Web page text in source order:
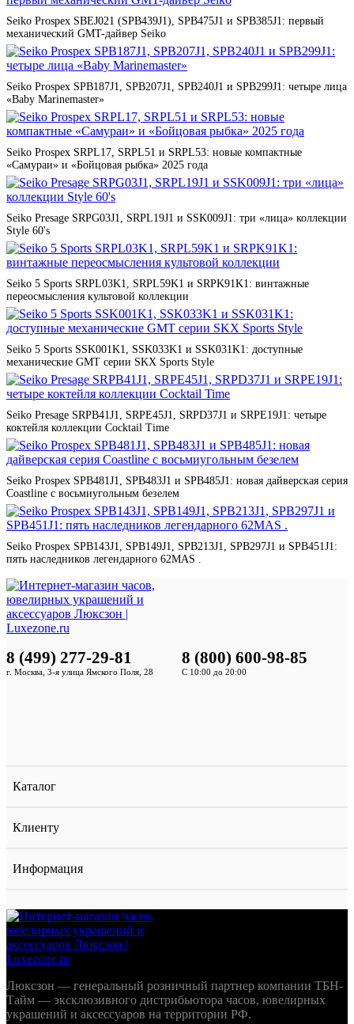
Seiko Prospex SBEJ021 (SPB439J1), SPB475J1 и SPB385J1: первый
механический GMT-дайвер Seiko
Seiko Prospex SPB187J1, SPB207J1, SPB240J1 и SPB299J1: четыре лица
«Baby Marinemaster»
Seiko Prospex SRPL17, SRPL51 и SRPL53: новые компактные
«Самураи» и «Бойцовая рыбка» 2025 года
Seiko Presage SRPG03J1, SRPL19J1 и SSK009J1: три «лица» коллекции
Style 60's
Seiko 5 Sports SRPL03K1, SRPL59K1 и SRPK91K1: винтажные
переосмысления культовой коллекции
Seiko 5 Sports SSK001K1, SSK033K1 и SSK031K1: доступные
механические GMT серии SKX Sports Style
Seiko Presage SRPB41J1, SRPE45J1, SRPD37J1 и SRPE19J1: четыре
коктейля коллекции Cocktail Time
Seiko Prospex SPB481J1, SPB483J1 и SPB485J1: новая дайверская серия
Coastline с восьмиугольным безелем
Seiko Prospex SPB143J1, SPB149J1, SPB213J1, SPB297J1 и SPB451J1:
пять наследников легендарного 62MAS .
Каталог
Клиенту
Информация
8 (499) 277-29-81
г. Москва, 3-я улица Ямского Поля, 28
8 (800) 600-98-85
С 10:00 до 20:00
Люксзон — генеральный розничный партнер компании ТБН-
Тайм — эксклюзивного дистрибьютора часов, ювелирных
украшений и аксессуаров на территории РФ.